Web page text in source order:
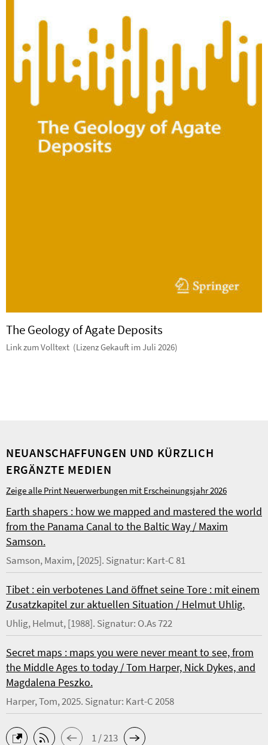
The Geology of Agate Deposits
Link zum Volltext (Lizenz Gekauft im Juli 2026)
NEUANSCHAFFUNGEN UND KÜRZLICH
ERGÄNZTE MEDIEN
Zeige alle Print Neuerwerbungen mit Erscheinungsjahr 2026
Earth shapers : how we mapped and mastered the world
from the Panama Canal to the Baltic Way / Maxim
Samson.
Samson, Maxim, [2025]. Signatur: Kart-C 81
Tibet : ein verbotenes Land öffnet seine Tore : mit einem
Zusatzkapitel zur aktuellen Situation / Helmut Uhlig.
Uhlig, Helmut, [1988]. Signatur: O.As 722
Secret maps : maps you were never meant to see, from
the Middle Ages to today / Tom Harper, Nick Dykes, and
Magdalena Peszko.
Harper, Tom, 2025. Signatur: Kart-C 2058
1 / 213